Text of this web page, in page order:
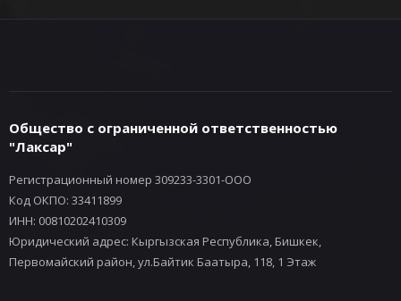
Общество с ограниченной ответственностью
"Лаксар"
Регистрационный номер 309233-3301-ООО
Код ОКПО: 33411899
ИНН: 00810202410309
Юридический адрес: Кыргызская Республика, Бишкек,
Первомайский район, ул.Байтик Баатыра, 118, 1 Этаж